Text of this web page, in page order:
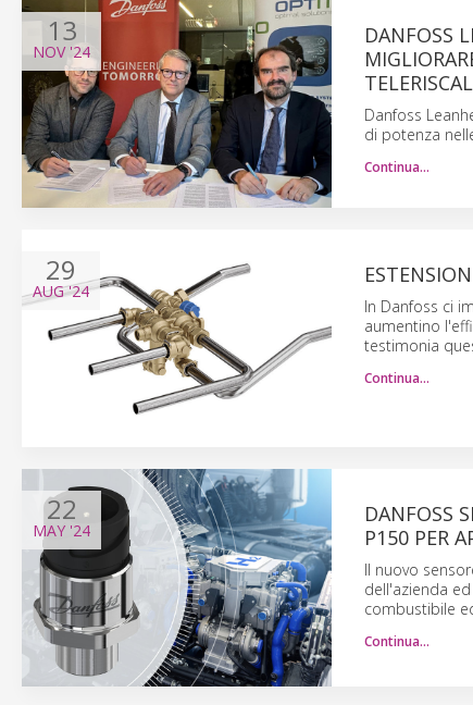
13
NOV'24
DANFOSS
Danfoss
di potenza
Continua…
29
AUG'24
In Danfoss ci
aumentino
testimonia
Continua…
22
MAY '24
DANFOSS
P150 PER
Il nuovo
dell'azienda
combustibile
Continua…